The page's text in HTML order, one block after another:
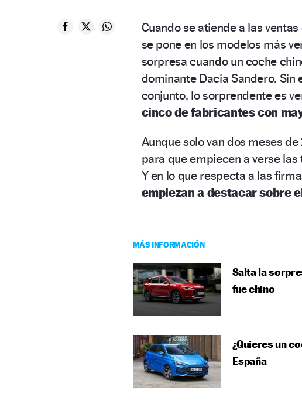
Cuando se atiende a las
se pone en los modelos más
sorpresa cuando un coche
dominante Dacia Sandero.
conjunto, lo sorprendente es
cinco de fabricantes con
Aunque solo van dos meses
para que empiecen a verse
Y en lo que respecta a las
empiezan a destacar sobre
MÁS INFORMACIÓN
Salta la
fue chino
¿Quieres un
España